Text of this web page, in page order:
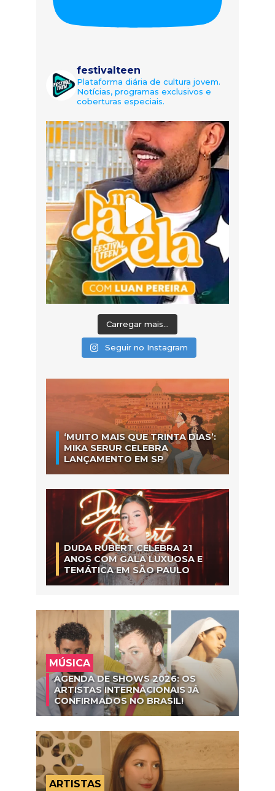
festivalteen
Plataforma diária de cultura jovem.
Notícias, programas exclusivos e
coberturas especiais.
Carregar mais...
Seguir no Instagram
‘MUITO MAIS QUE TRINTA DIAS’:
MIKA SERUR CELEBRA
LANÇAMENTO EM SP
DUDA RUBERT CELEBRA 21
ANOS COM GALA LUXUOSA E
TEMÁTICA EM SÃO PAULO
MÚSICA
AGENDA DE SHOWS 2026: OS
ARTISTAS INTERNACIONAIS JÁ
CONFIRMADOS NO BRASIL!
ARTISTAS